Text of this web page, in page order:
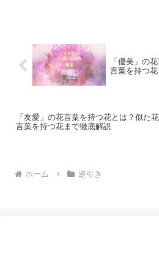
「優美」の
言葉を持つ
「友愛」の花言葉を持つ花とは？似た花
言葉を持つ花まで徹底解説
ホーム 逆引き